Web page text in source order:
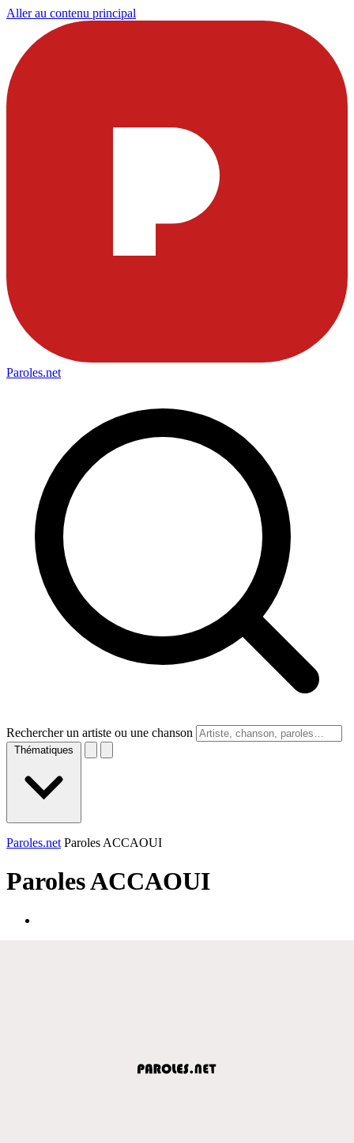
Aller au contenu principal
Paroles.net
Rechercher un artiste ou une chanson
Thématiques
Paroles.net Paroles ACCAOUI
ParolesACCAOUI